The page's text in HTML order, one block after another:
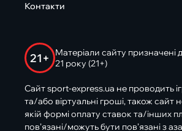
Контакти
21+
Матеріали сайту призначені
21 року (21+)
Сайт sport-express.ua не проводить
та/або віртуальні гроші, також сайт
якій формі оплату ставок та/інших
пов’язані/можуть бути пов’язані з